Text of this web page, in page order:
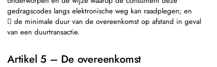
gedragscodes langs elektronische weg kan raadplegen; en
 de minimale duur van de overeenkomst op afstand in geval
van een duurtransactie.
Artikel 5 – De overeenkomst